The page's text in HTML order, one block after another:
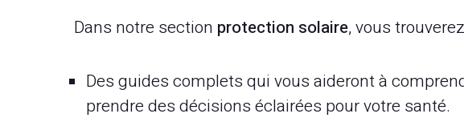
Dans notre section protection solaire, vous
Des guides complets qui vous aideront à
prendre des décisions éclairées pour votre santé.